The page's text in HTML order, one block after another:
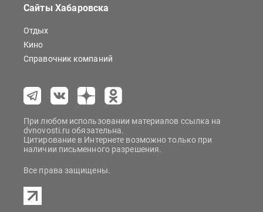
Сайты Хабаровска
Отдых
Кино
Справочник компаний
При любом использовании материалов ссылка на
dvnovosti.ru обязательна.
Цитирование в Интернете возможно только при
наличии письменного разрешения.
Все права защищены.